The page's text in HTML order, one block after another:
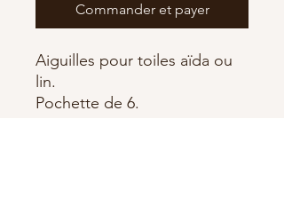
Commander et payer
Aiguilles pour toiles aïda ou
lin.
Pochette de 6.